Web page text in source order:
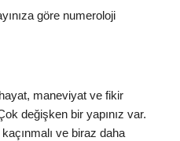
göre numeroloji
maneviyat ve fikir
değişken bir yapınız var.
ve biraz daha